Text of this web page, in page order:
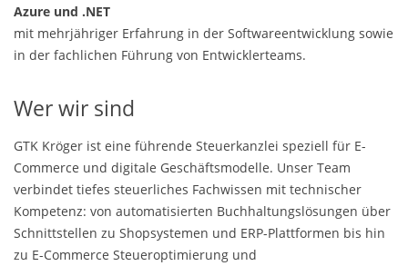
Azure und .NET
mit mehrjähriger Erfahrung in der Softwareentwicklung sowie
in der fachlichen Führung von Entwicklerteams.
Wer wir sind
GTK Kröger ist eine führende Steuerkanzlei speziell für E-
Commerce und digitale Geschäftsmodelle. Unser Team
verbindet tiefes steuerliches Fachwissen mit technischer
Kompetenz: von automatisierten Buchhaltungslösungen über
Schnittstellen zu Shopsystemen und ERP-Plattformen bis hin
zu E-Commerce Steueroptimierung und